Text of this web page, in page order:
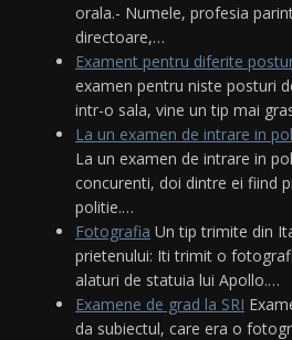
orala.- Numele, profesia
directoare,…
Exament pentru diferite
examen pentru niste posturi
intr-o sala, vine un tip mai
La un examen de intrare in
La un examen de intrare in
concurenti, doi dintre ei fiind
politie.…
Fotografia Un tip trimite din
prietenului: Iti trimit o
alaturi de statuia lui Apollo.…
Examene de grad la SRI
da subiectul, care era o